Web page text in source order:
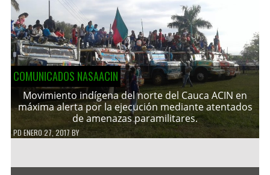
COMUNICADOS NASAACIN
Movimiento indígena del norte del Cauca ACIN en
máxima alerta por la ejecución mediante atentados
de amenazas paramilitares.
PDENERO 27, 2017 BY